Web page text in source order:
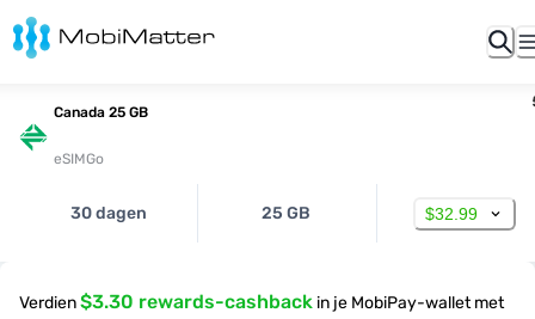
Canada 25 GB
eSIMGo
30 dagen 25 GB $32.99
Verdien$3.30 rewards-cashback in je MobiPay-wallet met